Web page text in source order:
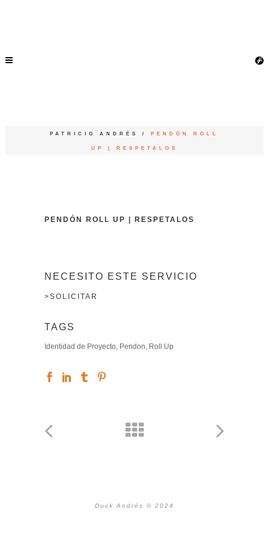
PATRICIO ANDRÉS /PENDÓN ROLL
UP | RESPETALOS
PENDÓN ROLL UP | RESPETALOS
NECESITO ESTE SERVICIO
>SOLICITAR
TAGS
Identidad de Proyecto, Pendon, Roll Up
Duck Andrés © 2024